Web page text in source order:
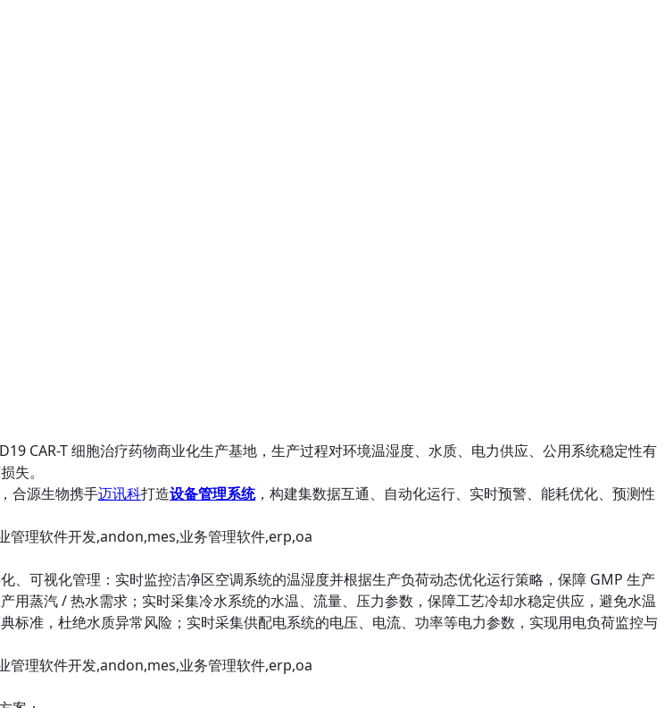
CAR-T 细胞治疗药物商业化生产基地，生产过程对环境温湿度、水质、电力供应、公用系统稳定性有
失。
合源生物携手迈讯科打造设备管理系统，构建集数据互通、自动化运行、实时预警、能耗优化、预测性
、可视化管理：实时监控洁净区空调系统的温湿度并根据生产负荷动态优化运行策略，保障 GMP 生产
蒸汽 / 热水需求；实时采集冷水系统的水温、流量、压力参数，保障工艺冷却水稳定供应，避免水温
准，杜绝水质异常风险；实时采集供配电系统的电压、电流、功率等电力参数，实现用电负荷监控与